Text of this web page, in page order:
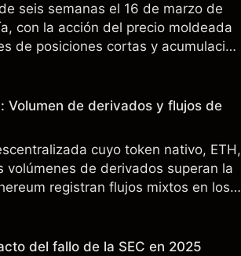
seis semanas el 16 de marzo de
con la acción del precio moldeada
de posiciones cortas y acumulación
Volumen de derivados y flujos de
cuyo token nativo, ETH,
de derivados superan la
registran flujos mixtos en los
no es un indicador fiable de
del fallo de la SEC en 2025